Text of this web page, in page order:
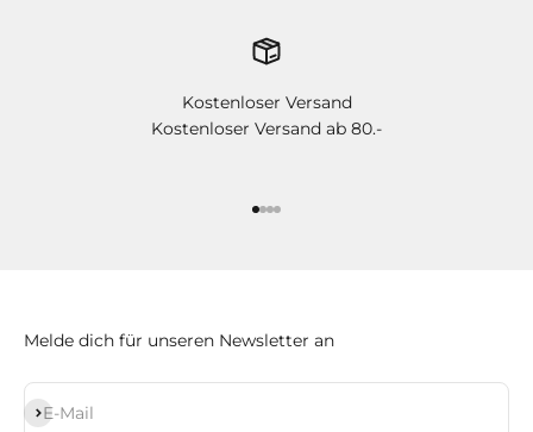
Kostenloser Versand
Kostenloser Versand ab 80.-
Melde dich für unseren Newsletter an
E-Mail
Abonnieren